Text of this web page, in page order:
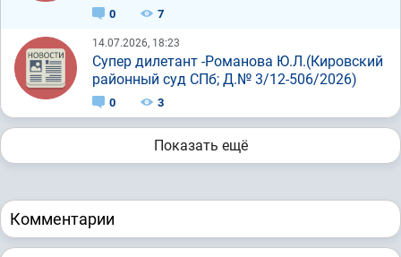
0 7
14.07.2026, 18:23
Супер дилетант -Романова Ю.Л.(Кировский
районный суд СПб; Д.№ 3/12-506/2026)
0 3
Показать ещё
Комментарии